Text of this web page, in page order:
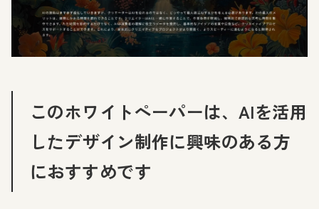
このホワイトペーパーは、AIを活用
したデザイン制作に興味のある方
におすすめです